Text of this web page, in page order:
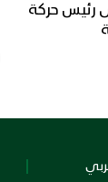
رئيس حركة